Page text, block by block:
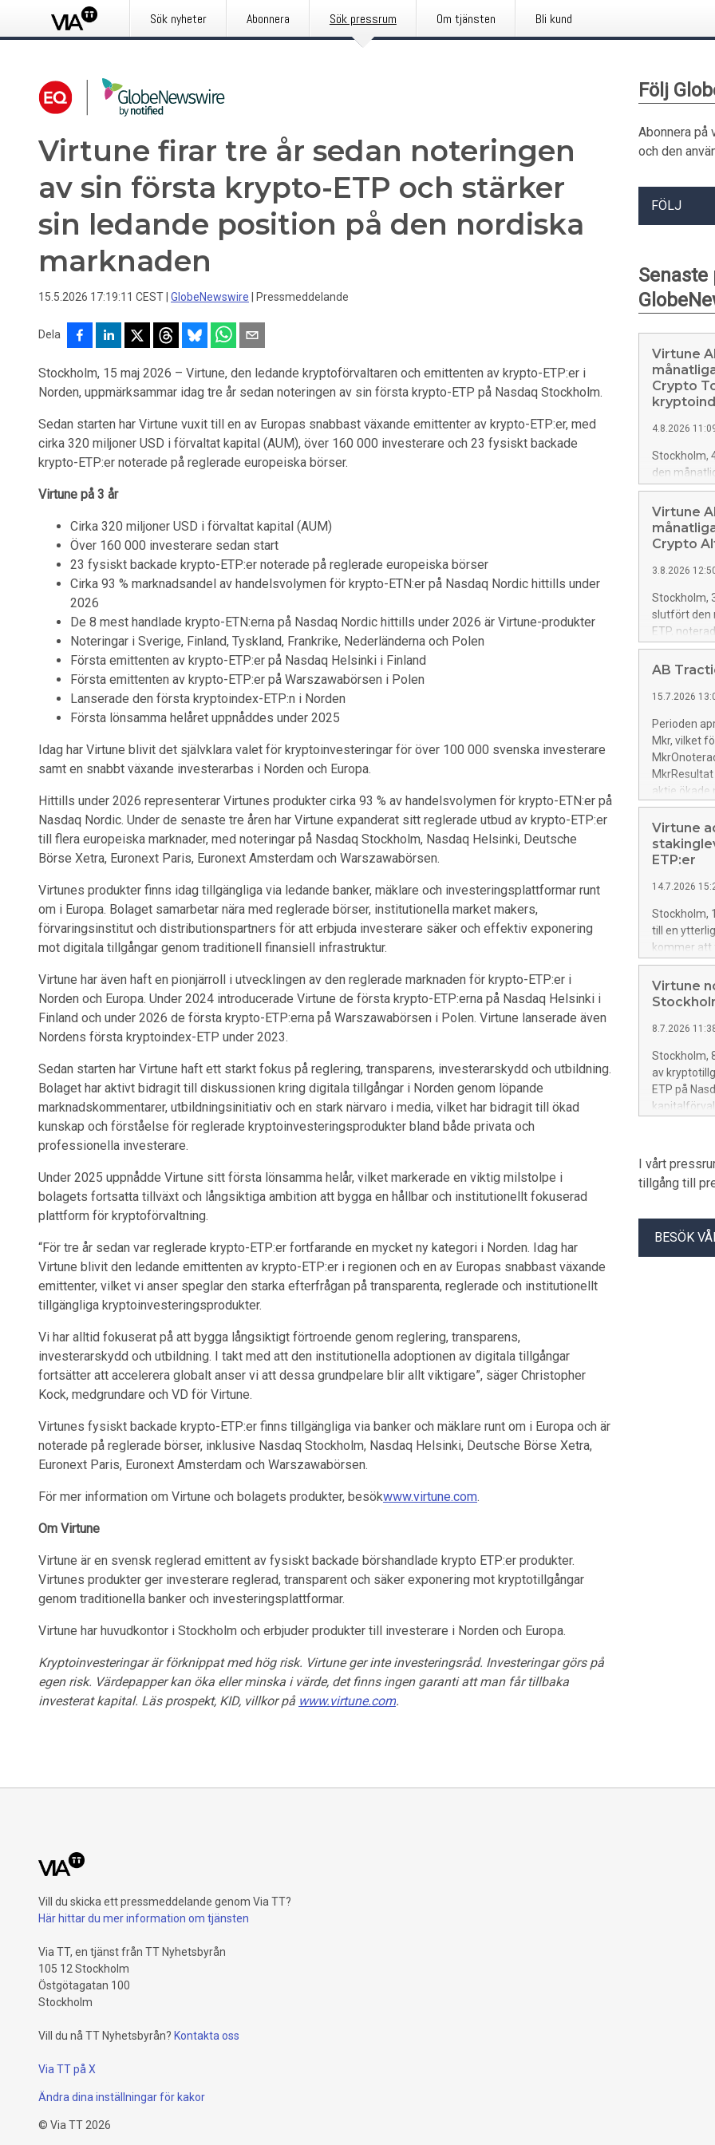
Sök nyheter Abonnera Sök pressrum Om tjänsten Bli kund
Virtune firar tre år sedan noteringen
av sin första krypto-ETP och stärker
sin ledande position på den nordiska
marknaden
15.5.2026 17:19:11 CEST GlobeNewswire Pressmeddelande
Dela
Stockholm, 15 maj 2026 – Virtune, den ledande kryptoförvaltaren och emittenten av krypto-ETP:er i
Norden, uppmärksammar idag tre år sedan noteringen av sin första krypto-ETP på Nasdaq Stockholm.
Sedan starten har Virtune vuxit till en av Europas snabbast växande emittenter av krypto-ETP:er, med
cirka 320 miljoner USD i förvaltat kapital (AUM), över 160 000 investerare och 23 fysiskt backade
krypto-ETP:er noterade på reglerade europeiska börser.
Virtune på 3 år
Cirka 320 miljoner USD i förvaltat kapital (AUM)
Över 160 000 investerare sedan start
23 fysiskt backade krypto-ETP:er noterade på reglerade europeiska börser
Cirka 93 % marknadsandel av handelsvolymen för krypto-ETN:er på Nasdaq Nordic hittills under
2026
De 8 mest handlade krypto-ETN:erna på Nasdaq Nordic hittills under 2026 är Virtune-produkter
Noteringar i Sverige, Finland, Tyskland, Frankrike, Nederländerna och Polen
Första emittenten av krypto-ETP:er på Nasdaq Helsinki i Finland
Första emittenten av krypto-ETP:er på Warszawabörsen i Polen
Lanserade den första kryptoindex-ETP:n i Norden
Första lönsamma helåret uppnåddes under 2025
Idag har Virtune blivit det självklara valet för kryptoinvesteringar för över 100 000 svenska investerare
samt en snabbt växande investerarbas i Norden och Europa.
Hittills under 2026 representerar Virtunes produkter cirka 93 % av handelsvolymen för krypto-ETN:er på
Nasdaq Nordic. Under de senaste tre åren har Virtune expanderat sitt reglerade utbud av krypto-ETP:er
till flera europeiska marknader, med noteringar på Nasdaq Stockholm, Nasdaq Helsinki, Deutsche
Börse Xetra, Euronext Paris, Euronext Amsterdam och Warszawabörsen.
Virtunes produkter finns idag tillgängliga via ledande banker, mäklare och investeringsplattformar runt
om i Europa. Bolaget samarbetar nära med reglerade börser, institutionella market makers,
förvaringsinstitut och distributionspartners för att erbjuda investerare säker och effektiv exponering
mot digitala tillgångar genom traditionell finansiell infrastruktur.
Virtune har även haft en pionjärroll i utvecklingen av den reglerade marknaden för krypto-ETP:er i
Norden och Europa. Under 2024 introducerade Virtune de första krypto-ETP:erna på Nasdaq Helsinki i
Finland och under 2026 de första krypto-ETP:erna på Warszawabörsen i Polen. Virtune lanserade även
Nordens första kryptoindex-ETP under 2023.
Sedan starten har Virtune haft ett starkt fokus på reglering, transparens, investerarskydd och utbildning.
Bolaget har aktivt bidragit till diskussionen kring digitala tillgångar i Norden genom löpande
marknadskommentarer, utbildningsinitiativ och en stark närvaro i media, vilket har bidragit till ökad
kunskap och förståelse för reglerade kryptoinvesteringsprodukter bland både privata och
professionella investerare.
Under 2025 uppnådde Virtune sitt första lönsamma helår, vilket markerade en viktig milstolpe i
bolagets fortsatta tillväxt och långsiktiga ambition att bygga en hållbar och institutionellt fokuserad
plattform för kryptoförvaltning.
“För tre år sedan var reglerade krypto-ETP:er fortfarande en mycket ny kategori i Norden. Idag har
Virtune blivit den ledande emittenten av krypto-ETP:er i regionen och en av Europas snabbast växande
emittenter, vilket vi anser speglar den starka efterfrågan på transparenta, reglerade och institutionellt
tillgängliga kryptoinvesteringsprodukter.
Vi har alltid fokuserat på att bygga långsiktigt förtroende genom reglering, transparens,
investerarskydd och utbildning. I takt med att den institutionella adoptionen av digitala tillgångar
fortsätter att accelerera globalt anser vi att dessa grundpelare blir allt viktigare”, säger Christopher
Kock, medgrundare och VD för Virtune.
Virtunes fysiskt backade krypto-ETP:er finns tillgängliga via banker och mäklare runt om i Europa och är
noterade på reglerade börser, inklusive Nasdaq Stockholm, Nasdaq Helsinki, Deutsche Börse Xetra,
Euronext Paris, Euronext Amsterdam och Warszawabörsen.
För mer information om Virtune och bolagets produkter, besökwww.virtune.com.
Om Virtune
Virtune är en svensk reglerad emittent av fysiskt backade börshandlade krypto ETP:er produkter.
Virtunes produkter ger investerare reglerad, transparent och säker exponering mot kryptotillgångar
genom traditionella banker och investeringsplattformar.
Virtune har huvudkontor i Stockholm och erbjuder produkter till investerare i Norden och Europa.
Kryptoinvesteringar är förknippat med hög risk. Virtune ger inte investeringsråd. Investeringar görs på
egen risk. Värdepapper kan öka eller minska i värde, det finns ingen garanti att man får tillbaka
investerat kapital. Läs prospekt, KID, villkor på www.virtune.com.
Följ
Abonnera på
och den
FÖLJ
Virtune
Crypto
4.8.2026
Stockholm,
den
noterad på
Index ETP
Solana ETP
Arbitrum
ETP
Virtune
Virtune
Bitcoin:
Virtune
Crypto
3.8.2026
Stockholm,
slutfört den
ETP,
Warsaw
Crypto
ETP Virtune
Altcoin
Top 10
Virtune
Cardano
Virtune
31 juli (före
Chainlink:
AB
15.7.2026
Perioden
Mkr, vilket
aktie ökade
(0)
(7)
10,4
stämma
samband
70 Mkr
242 (100)
Virtune
ETP:er
14.7.2026
Stockholm,
till en
kommer att
program.
bolag
VD Virtune
on regulat
Virtune
8.7.2026
Stockholm,
av
ETP på
miljoner
som en av
Bolaget har
Den
ge nordiska
I vårt
tillgång till
BESÖK
Vill du skicka ett pressmeddelande genom Via TT?
Här hittar du mer information om tjänsten
Via TT, en tjänst från TT Nyhetsbyrån
105 12 Stockholm
Östgötagatan 100
Stockholm
Vill du nå TT Nyhetsbyrån? Kontakta oss
Via TT på X
Ändra dina inställningar för kakor
© Via TT 2026